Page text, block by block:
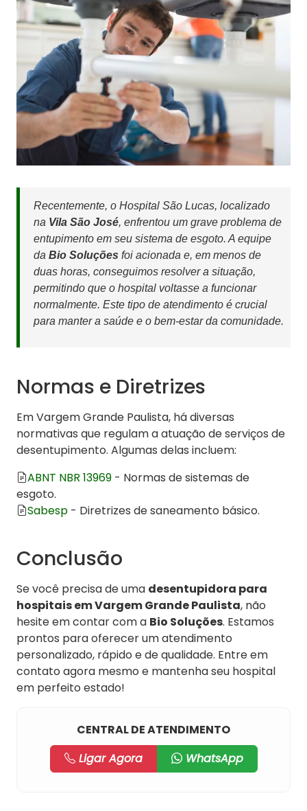
Recentemente, o Hospital São Lucas, localizado
na Vila São José, enfrentou um grave problema de
entupimento em seu sistema de esgoto. A equipe
da Bio Soluções foi acionada e, em menos de
duas horas, conseguimos resolver a situação,
permitindo que o hospital voltasse a funcionar
normalmente. Este tipo de atendimento é crucial
para manter a saúde e o bem-estar da comunidade.
Normas e Diretrizes
Em Vargem Grande Paulista, há diversas
normativas que regulam a atuação de serviços de
desentupimento. Algumas delas incluem:
ABNT NBR 13969 - Normas de sistemas de
esgoto.
Sabesp - Diretrizes de saneamento básico.
Conclusão
Se você precisa de uma desentupidora para
hospitais em Vargem Grande Paulista, não
hesite em contar com a Bio Soluções. Estamos
prontos para oferecer um atendimento
personalizado, rápido e de qualidade. Entre em
contato agora mesmo e mantenha seu hospital
em perfeito estado!
CENTRAL DE ATENDIMENTO
Ligar Agora
WhatsApp